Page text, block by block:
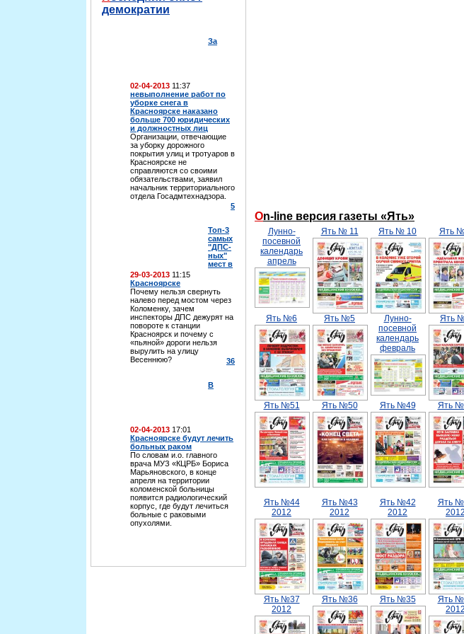
демократии
02-04-2013 11:37
За
невыполнение работ по
уборке снега в
Красноярске наказано
больше 700 юридических
и должностных лиц
Организации, отвечающие
за уборку дорожного
покрытия улиц и тротуаров в
Красноярске не
справляются со своими
обязательствами, заявил
начальник территориального
отдела Госадмтехнадзора.
5
29-03-2013 11:15
Топ-3
самых
"ДПС-
ных"
мест в
Красноярске
Почему нельзя свернуть
налево перед мостом через
Коломенку, зачем
инспекторы ДПС дежурят на
повороте к станции
Красноярск и почему с
«пьяной» дороги нельзя
вырулить на улицу
Весеннюю?
36
02-04-2013 17:01
В
Красноярске будут лечить
больных раком
По словам и.о. главного
врача МУЗ «КЦРБ» Бориса
Марьяновского, в конце
апреля на территории
коломенской больницы
появится радиологический
корпус, где будут лечиться
больные с раковыми
опухолями.
On-line версия газеты «Ять»
Лунно-
посевной
календарь
апрель
Ять № 11 Ять № 10 Ять
Ять №6 Ять №5
Лунно-
посевной
календарь
февраль
Ять
Ять №51 Ять №50 Ять №49 Ять
Ять №44
2012
Ять №43
2012
Ять №42
2012
Ять
2012
Ять №37
2012
Ять №36 Ять №35
Ять
2012